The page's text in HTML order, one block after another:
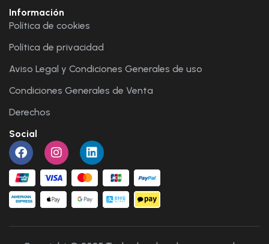
Información
Política de cookies
Política de privacidad
Aviso Legal y Condiciones Generales de uso
Condiciones Generales de Venta
Derechos
Social